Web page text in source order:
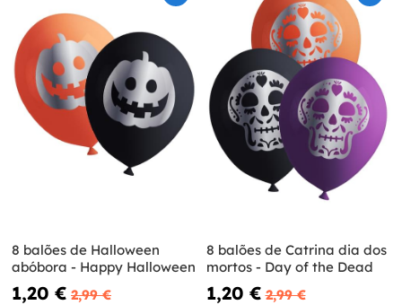
8 balões de Halloween
abóbora - Happy Halloween
1,20 € 2,99 €
8 balões de Catrina dia dos
mortos - Day of the Dead
1,20 € 2,99 €